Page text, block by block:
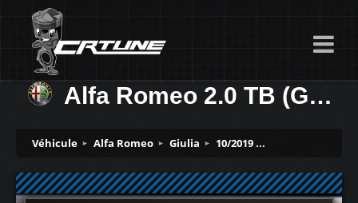
Alfa Romeo 2.0 TB (GPF) 200ch
Véhicule Alfa Romeo Giulia 10/2019 ...